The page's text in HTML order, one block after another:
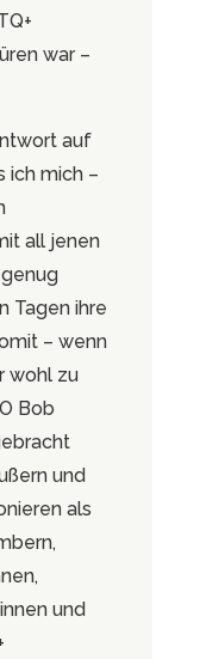
war –
auf
ich mich –
all jenen
Tagen ihre
– wenn
wohl zu
Bob
und
als
und